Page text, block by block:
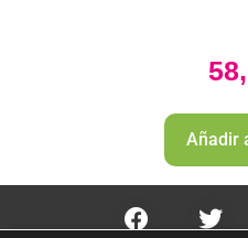
Añadir